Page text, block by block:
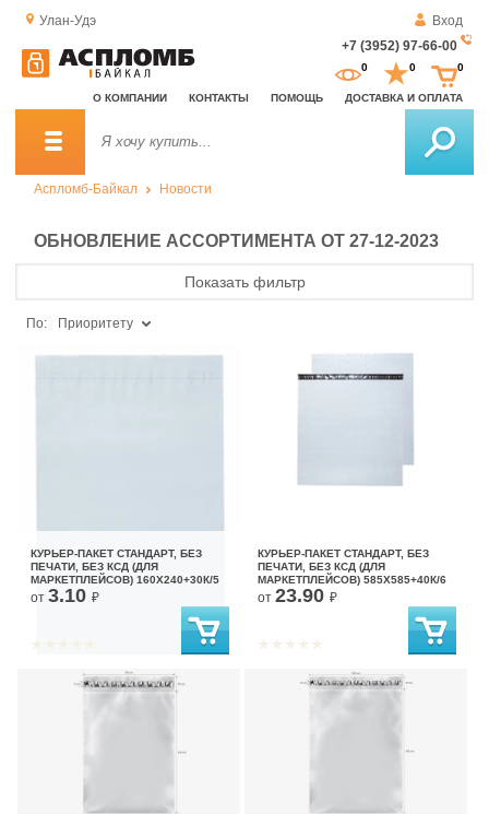
Улан-Удэ
Вход
+7 (3952) 97-66-00
О КОМПАНИИ КОНТАКТЫ ПОМОЩЬ ДОСТАВКА И ОПЛАТА
0 0 0
Аспломб-Байкал Новости
ОБНОВЛЕНИЕ АССОРТИМЕНТА ОТ 27-12-2023
Показать фильтр
По: Приоритету
КУРЬЕР-ПАКЕТ СТАНДАРТ, БЕЗ
ПЕЧАТИ, БЕЗ КСД (ДЛЯ
МАРКЕТПЛЕЙСОВ) 160X240+30К/5
от 3.10 ₽
КУРЬЕР-ПАКЕТ СТАНДАРТ, БЕЗ
ПЕЧАТИ, БЕЗ КСД (ДЛЯ
МАРКЕТПЛЕЙСОВ) 585X585+40К/6
от 23.90 ₽